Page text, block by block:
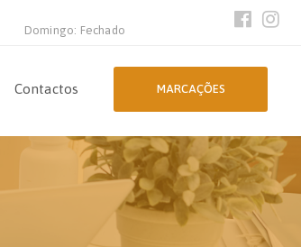
Domingo: Fechado
Contactos MARCAÇÕES